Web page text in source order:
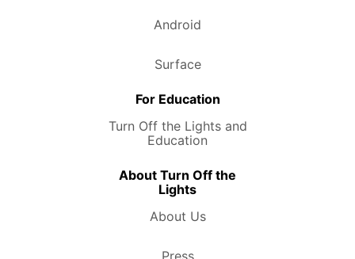
Android
Surface
For Education
Turn Off the Lights and
Education
About Turn Off the
Lights
About Us